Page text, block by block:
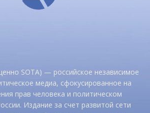
SOTA) — российское независимое
медиа, сфокусированное на
прав человека и политическом
Издание за счет развитой сети